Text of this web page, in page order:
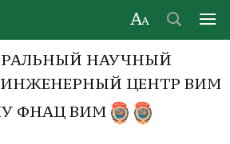
НАУЧНЫЙ
ЦЕНТР ВИМ
ФНАЦ ВИМ